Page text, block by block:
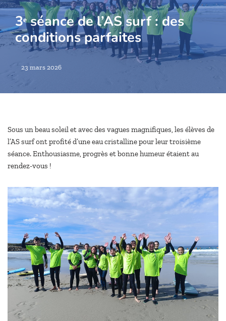
3ᵉ séance de l’AS surf : des
conditions parfaites
23 mars 2026
Sous un beau soleil et avec des vagues magnifiques, les élèves de
l’AS surf ont profité d’une eau cristalline pour leur troisième
séance. Enthousiasme, progrès et bonne humeur étaient au
rendez-vous !